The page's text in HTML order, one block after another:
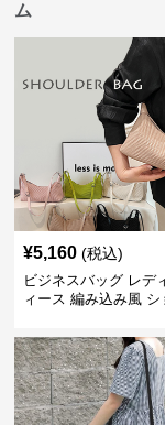
ム
¥5,160 (税込)
ビジネスバッグ レデ
ィース 編み込み風